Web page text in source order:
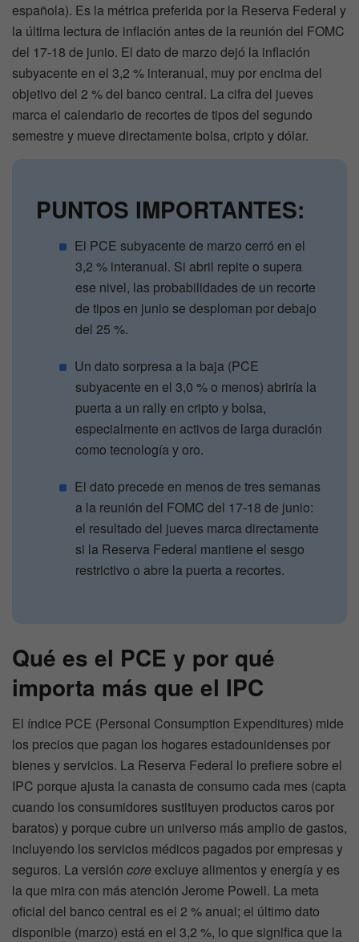
española). Es la métrica preferida por la Reserva Federal y
la última lectura de inflación antes de la reunión del FOMC
del 17-18 de junio. El dato de marzo dejó la inflación
subyacente en el 3,2 % interanual, muy por encima del
objetivo del 2 % del banco central. La cifra del jueves
marca el calendario de recortes de tipos del segundo
semestre y mueve directamente bolsa, cripto y dólar.
PUNTOS IMPORTANTES:
El PCE subyacente de marzo cerró en el
3,2 % interanual. Si abril repite o supera
ese nivel, las probabilidades de un recorte
de tipos en junio se desploman por debajo
del 25 %.
Un dato sorpresa a la baja (PCE
subyacente en el 3,0 % o menos) abriría la
puerta a un rally en cripto y bolsa,
especialmente en activos de larga duración
como tecnología y oro.
El dato precede en menos de tres semanas
a la reunión del FOMC del 17-18 de junio:
el resultado del jueves marca directamente
si la Reserva Federal mantiene el sesgo
restrictivo o abre la puerta a recortes.
Qué es el PCE y por qué
importa más que el IPC
El índice PCE (Personal Consumption Expenditures) mide
los precios que pagan los hogares estadounidenses por
bienes y servicios. La Reserva Federal lo prefiere sobre el
IPC porque ajusta la canasta de consumo cada mes (capta
cuando los consumidores sustituyen productos caros por
baratos) y porque cubre un universo más amplio de gastos,
incluyendo los servicios médicos pagados por empresas y
seguros. La versión coreexcluye alimentos y energía y es
la que mira con más atención Jerome Powell. La meta
oficial del banco central es el 2 % anual; el último dato
disponible (marzo) está en el 3,2 %, lo que significa que la